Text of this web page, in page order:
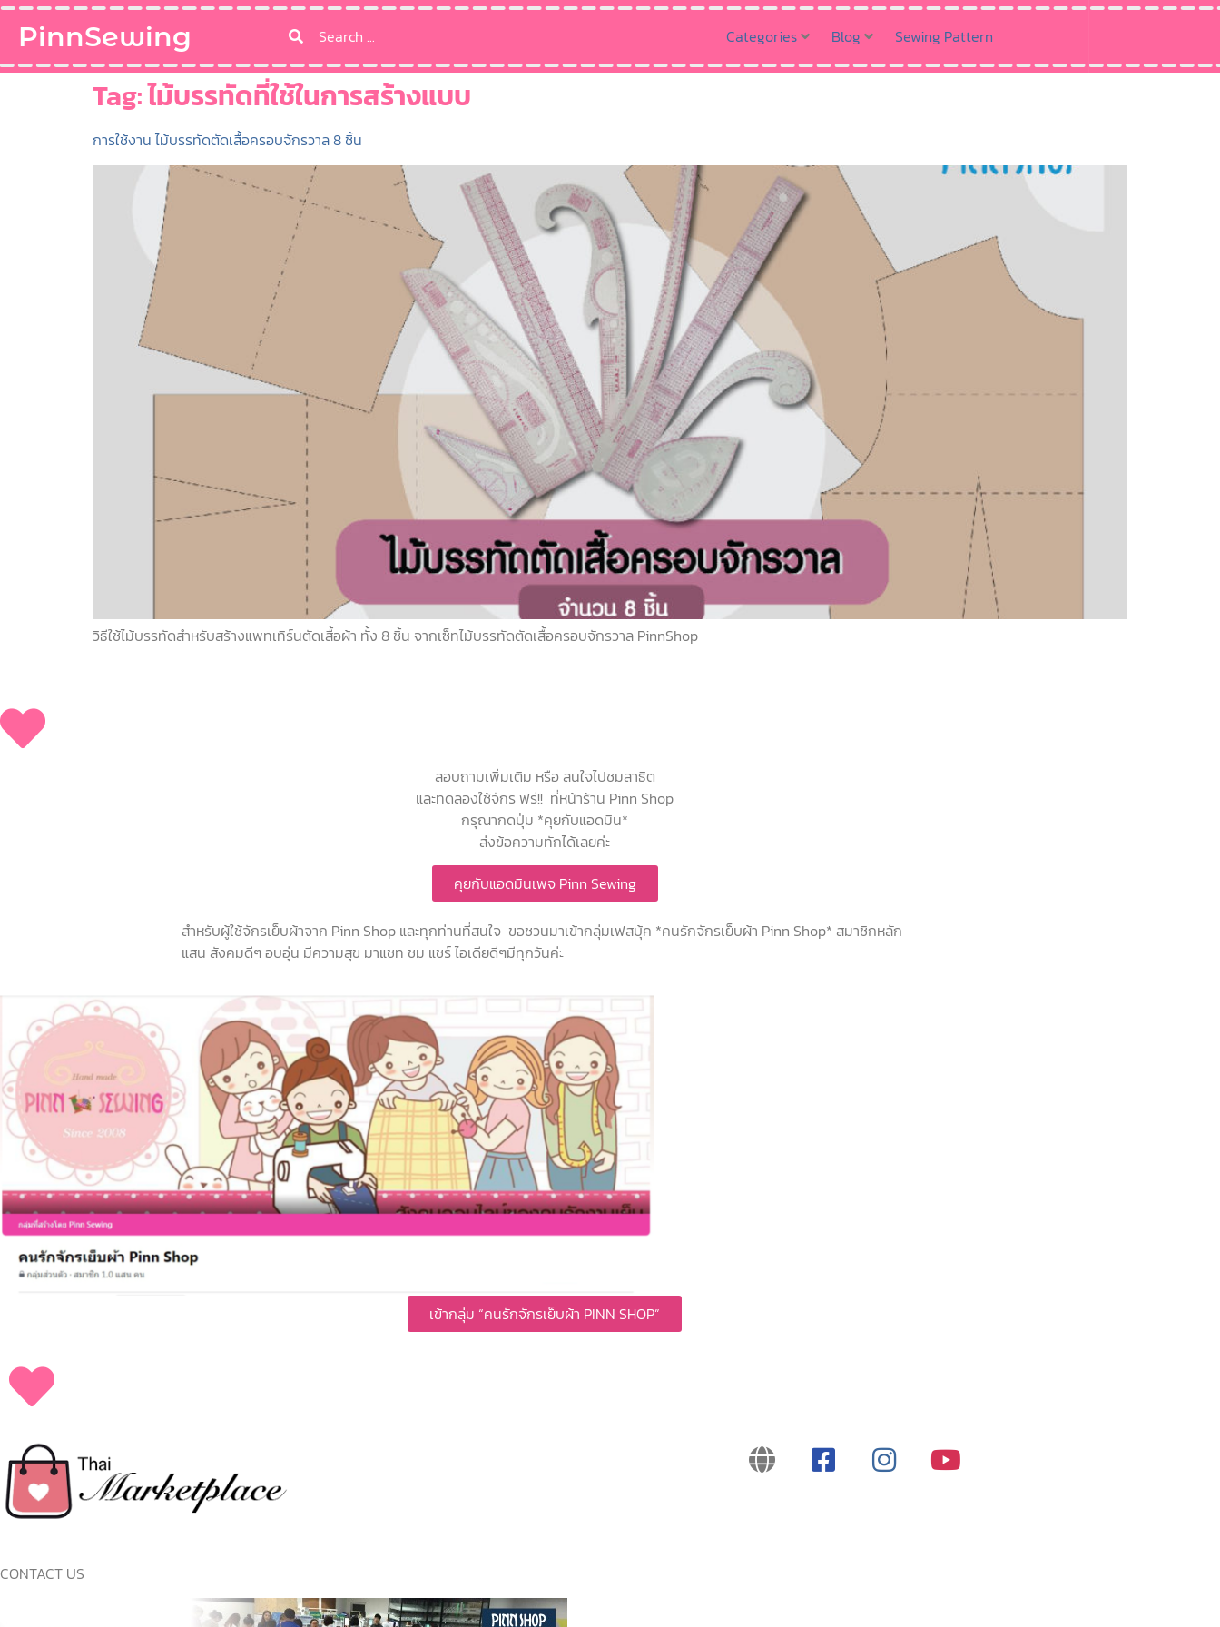
PinnSewing Categories Blog Sewing Pattern
Tag:ไม้บรรทัดที่ใช้ในการสร้างแบบ
การใช้งาน ไม้บรรทัดตัดเสื้อครอบจักรวาล 8 ชิ้น
วิธีใช้ไม้บรรทัดสำหรับสร้างแพทเทิร์นตัดเสื้อผ้า ทั้ง 8 ชิ้น จากเซ็ทไม้บรรทัดตัดเสื้อครอบจักรวาล PinnShop
สอบถามเพิ่มเติม หรือ สนใจไปชมสาธิต
และทดลองใช้จักร ฟรี!! ที่หน้าร้าน Pinn Shop
กรุณากดปุ่ม *คุยกับแอดมิน*
ส่งข้อความทักได้เลยค่ะ
คุยกับแอดมินเพจ Pinn Sewing
สำหรับผู้ใช้จักรเย็บผ้าจาก Pinn Shop และทุกท่านที่สนใจ ขอชวนมาเข้ากลุ่มเฟสบุ้ค *คนรักจักรเย็บผ้า Pinn Shop* สมาชิกหลัก
แสน สังคมดีๆ อบอุ่น มีความสุข มาแชท ชม แชร์ ไอเดียดีๆมีทุกวันค่ะ
เข้ากลุ่ม “คนรักจักรเย็บผ้า PINN SHOP”
CONTACT US